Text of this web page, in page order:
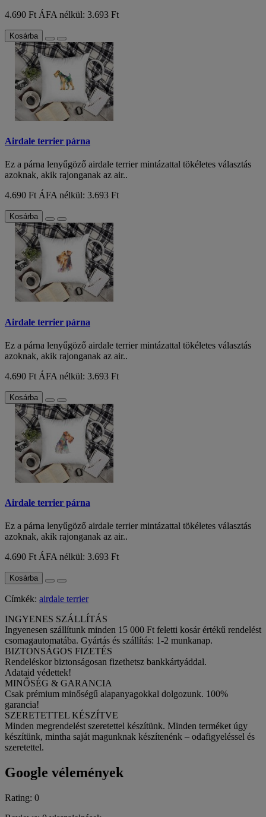
4.690 Ft ÁFA nélkül: 3.693 Ft
Kosárba
Airdale terrier párna
Ez a párna lenyűgöző airdale terrier mintázattal tökéletes választás
azoknak, akik rajonganak az air..
4.690 Ft ÁFA nélkül: 3.693 Ft
Kosárba
Airdale terrier párna
Ez a párna lenyűgöző airdale terrier mintázattal tökéletes választás
azoknak, akik rajonganak az air..
4.690 Ft ÁFA nélkül: 3.693 Ft
Kosárba
Airdale terrier párna
Ez a párna lenyűgöző airdale terrier mintázattal tökéletes választás
azoknak, akik rajonganak az air..
4.690 FtÁFA nélkül: 3.693 Ft
Kosárba
Címkék: airdale terrier
INGYENES SZÁLLÍTÁS
Ingyenesen szállítunk minden 15 000 Ft feletti kosár értékű rendelést
csomagautomatába. Gyártás és szállítás: 1-2 munkanap.
BIZTONSÁGOS FIZETÉS
Rendeléskor biztonságosan fizethetsz bankkártyáddal.
Adataid védettek!
MINŐSÉG & GARANCIA
Csak prémium minőségű alapanyagokkal dolgozunk. 100%
garancia!
SZERETETTEL KÉSZÍTVE
Minden megrendelést szeretettel készítünk. Minden terméket úgy
készítünk, mintha saját magunknak készítenénk – odafigyeléssel és
szeretettel.
Google vélemények
Rating: 0